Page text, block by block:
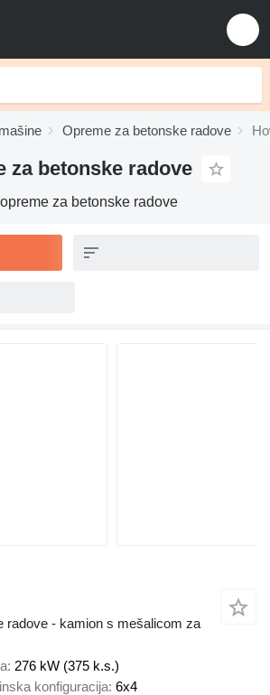
Opreme za betonske radove
za betonske radove
za betonske radove
radove - kamion s mešalicom za
276 kW (375 k.s.)
konfiguracija 6x4